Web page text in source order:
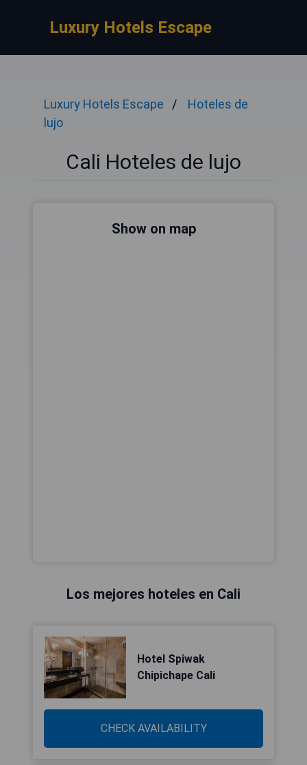
Luxury Hotels Escape
Luxury Hotels Escape
Hoteles de
lujo
Cali Hoteles de lujo
Show on map
Los mejores hoteles en Cali
Hotel Spiwak
Chipichape Cali
CHECK AVAILABILITY